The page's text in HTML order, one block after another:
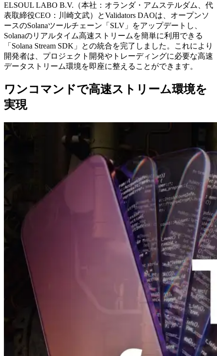
ELSOUL LABO B.V.（本社：オランダ・アムステルダム、代
表取締役CEO：川崎文武）とValidators DAOは、オープンソ
ースのSolanaツールチェーン「SLV」をアップデートし、
Solanaのリアルタイム高速ストリームを簡単に利用できる
「Solana Stream SDK」との統合を完了しました。これにより
開発者は、プロジェクト開発やトレーディングに必要な高速
データストリーム環境を即座に整えることができます。
ワンコマンドで高速ストリーム環境を
実現